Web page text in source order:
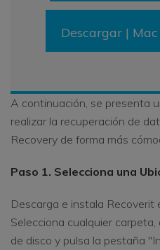
Descargar | Mac
A continuación, se presenta
realizar la recuperación de
Recovery de forma más
Paso 1. Selecciona una
Descarga e instala Recoverit
Selecciona cualquier
de disco y pulsa la pestaña